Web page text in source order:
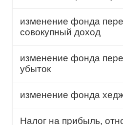
изменение фонда
совокупный доход
изменение фонда
убыток
изменение фонда
Налог на прибыль,